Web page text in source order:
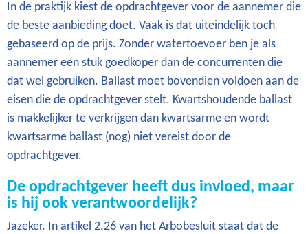
In de praktijk kiest de opdrachtgever voor de aannemer die
de beste aanbieding doet. Vaak is dat uiteindelijk toch
gebaseerd op de prijs. Zonder watertoevoer ben je als
aannemer een stuk goedkoper dan de concurrenten die
dat wel gebruiken. Ballast moet bovendien voldoen aan de
eisen die de opdrachtgever stelt. Kwartshoudende ballast
is makkelijker te verkrijgen dan kwartsarme en wordt
kwartsarme ballast (nog) niet vereist door de
opdrachtgever.
De opdrachtgever heeft dus invloed, maar
is hij ook verantwoordelijk?
Jazeker. In artikel 2.26 van het Arbobesluit staat dat de